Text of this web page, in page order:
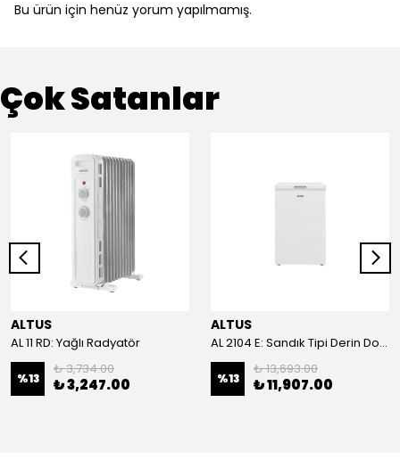
Bu ürün için henüz yorum yapılmamış.
Çok Satanlar
ALTUS
AL 11 RD: Yağlı Radyatör
%13
₺ 3,734.00
₺ 3,247.00
ALTUS
AL 2104 E: Sandık Tipi Derin Dondurucu
%13
₺ 13,693.00
₺ 11,907.00